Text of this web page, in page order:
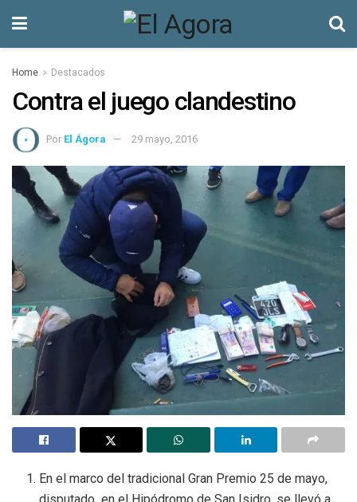
Home Destacados
Contra el juego clandestino
Por El Ágora 29 mayo, 2016
En el marco del tradicional Gran Premio 25 de mayo,